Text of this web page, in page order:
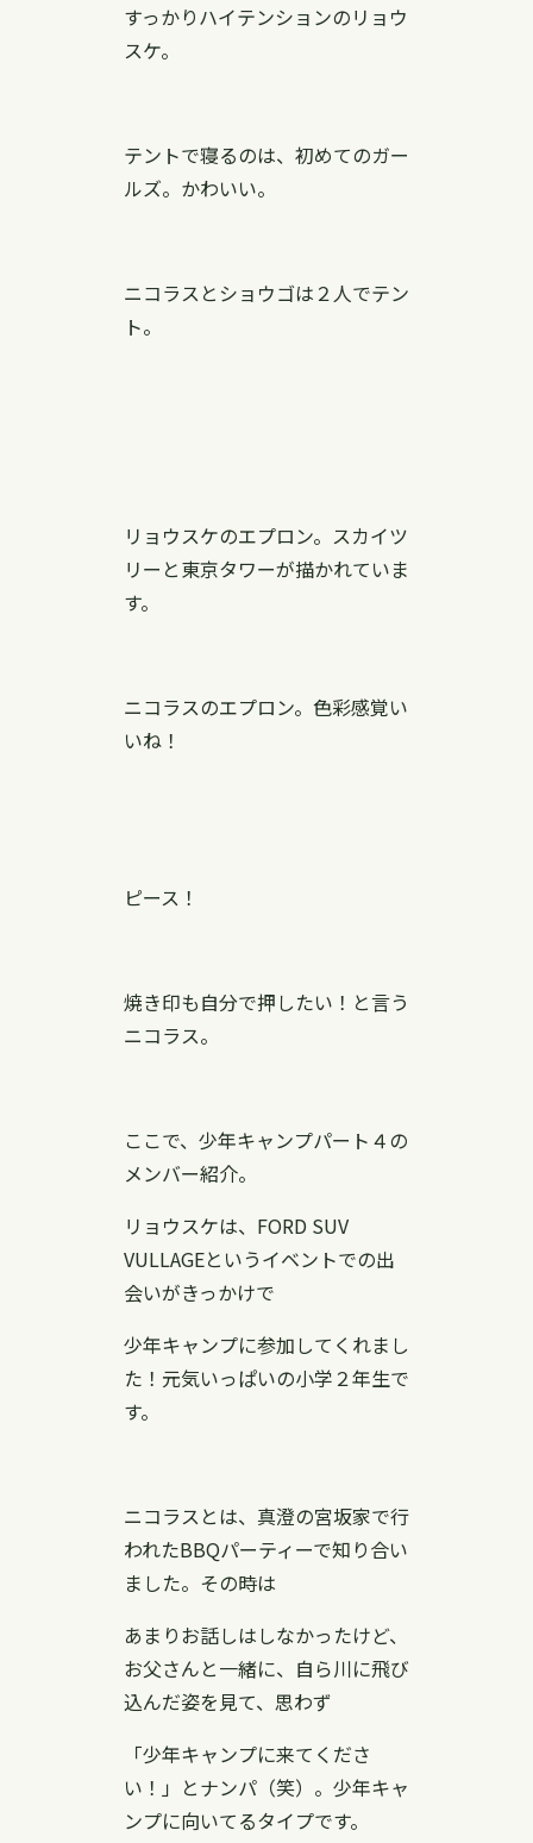
すっかりハイテンションのリョウ
スケ。
テントで寝るのは、初めてのガー
ルズ。かわいい。
ニコラスとショウゴは２人でテン
ト。
リョウスケのエプロン。スカイツ
リーと東京タワーが描かれていま
す。
ニコラスのエプロン。色彩感覚い
いね！
ピース！
焼き印も自分で押したい！と言う
ニコラス。
ここで、少年キャンプパート４の
メンバー紹介。
リョウスケは、FORD SUV
VULLAGEというイベントでの出
会いがきっかけで
少年キャンプに参加してくれまし
た！元気いっぱいの小学２年生で
す。
ニコラスとは、真澄の宮坂家で行
われたBBQパーティーで知り合い
ました。その時は
あまりお話しはしなかったけど、
お父さんと一緒に、自ら川に飛び
込んだ姿を見て、思わず
「少年キャンプに来てくださ
い！」とナンパ（笑）。少年キャ
ンプに向いてるタイプです。